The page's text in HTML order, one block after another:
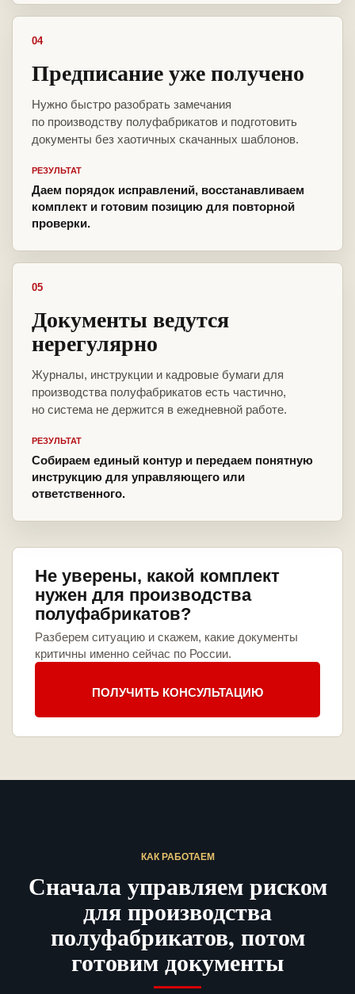
04
Предписание уже получено
Нужно быстро разобрать замечания
по производству полуфабрикатов и подготовить
документы без хаотичных скачанных шаблонов.
РЕЗУЛЬТАТ
Даем порядок исправлений, восстанавливаем
комплект и готовим позицию для повторной
проверки.
05
Документы ведутся
нерегулярно
Журналы, инструкции и кадровые бумаги для
производства полуфабрикатов есть частично,
но система не держится в ежедневной работе.
РЕЗУЛЬТАТ
Собираем единый контур и передаем понятную
инструкцию для управляющего или
ответственного.
Не уверены, какой комплект
нужен для производства
полуфабрикатов?
Разберем ситуацию и скажем, какие документы
критичны именно сейчас по России.
ПОЛУЧИТЬ КОНСУЛЬТАЦИЮ
КАК РАБОТАЕМ
Сначала управляем риском
для производства
полуфабрикатов, потом
готовим документы